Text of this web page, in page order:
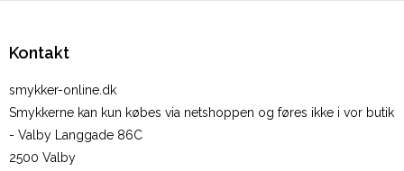
Kontakt
smykker-online.dk
Smykkerne kan kun købes via netshoppen og føres ikke i vor butik
- Valby Langgade 86C
2500 Valby